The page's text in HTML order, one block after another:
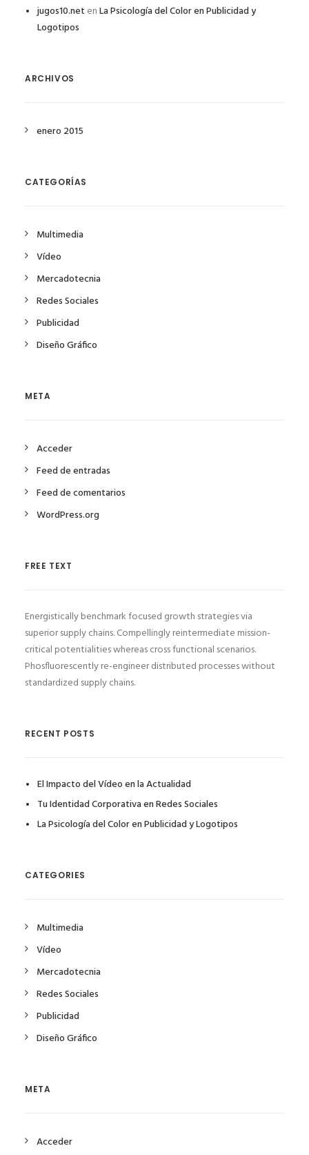
jugos10.net enLa Psicología del Color en Publicidad y
Logotipos
ARCHIVOS
enero 2015
CATEGORÍAS
Multimedia
Vídeo
Mercadotecnia
Redes Sociales
Publicidad
Diseño Gráfico
META
Acceder
Feed de entradas
Feed de comentarios
WordPress.org
FREE TEXT
Energistically benchmark focused growth strategies via
superior supply chains. Compellingly reintermediate mission-
critical potentialities whereas cross functional scenarios.
Phosfluorescently re-engineer distributed processes without
standardized supply chains.
RECENT POSTS
El Impacto del Vídeo en la Actualidad
Tu Identidad Corporativa en Redes Sociales
La Psicología del Color en Publicidad y Logotipos
CATEGORIES
Multimedia
Vídeo
Mercadotecnia
Redes Sociales
Publicidad
Diseño Gráfico
META
Acceder